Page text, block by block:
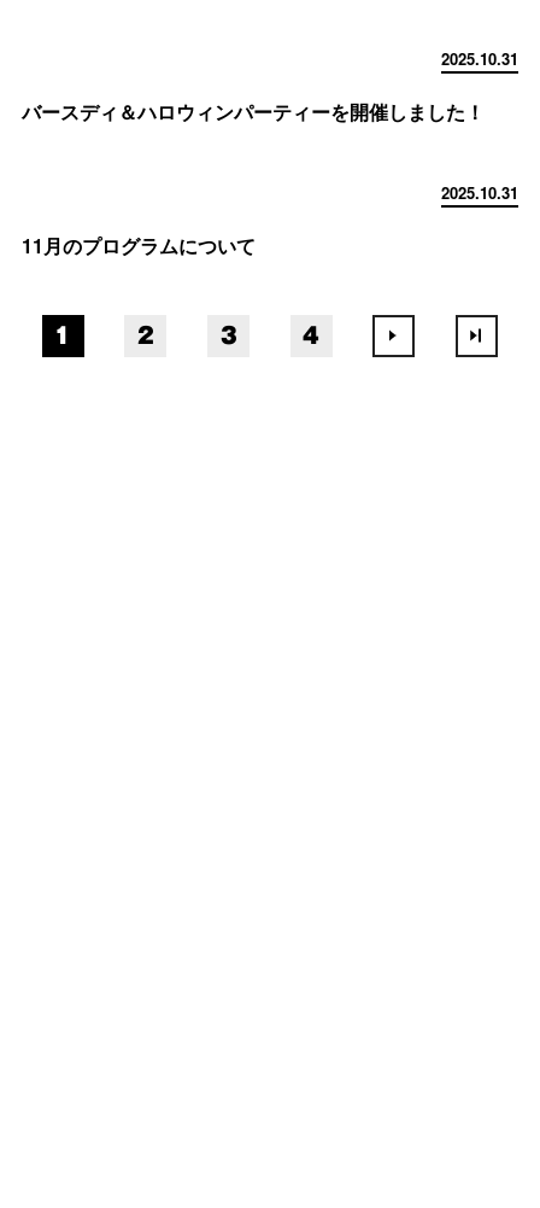
2025.10.31
バースディ＆ハロウィンパーティーを開催しました！
2025.10.31
11月のプログラムについて
1 2 3 4